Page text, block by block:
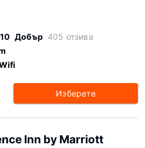
Добър 405 отзива
Изберете
Inn by Marriott